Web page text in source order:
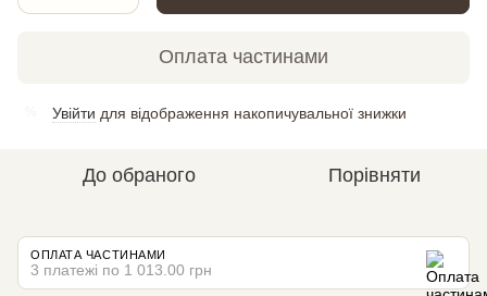
Оплата частинами
Увійти для відображення накопичувальної знижки
До обраного Порівняти
ОПЛАТА ЧАСТИНАМИ
3 платежі по 1 013.00 грн